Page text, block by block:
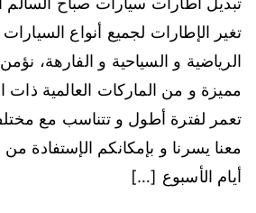
تغير الإطارات لجميع أنواع السيارات
الرياضية و السياحية و الفارهة،
مميزة و من الماركات العالمية ذات
تعمر لفترة أطول و تتناسب مع
معنا يسرنا و بإمكانكم الإستفادة
أيام الأسبوع […]